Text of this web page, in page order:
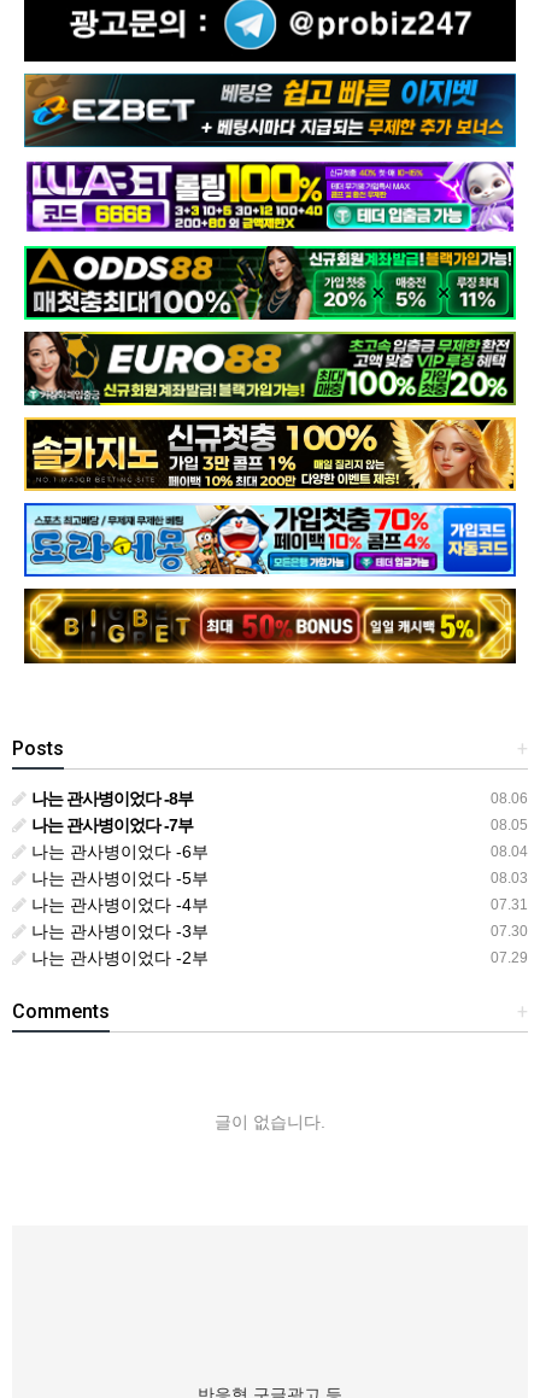
+
Posts
08.06
나는 관사병이었다 -8부
08.05
나는 관사병이었다 -7부
08.04
나는 관사병이었다 -6부
08.03
나는 관사병이었다 -5부
07.31
나는 관사병이었다 -4부
07.30
나는 관사병이었다 -3부
07.29
나는 관사병이었다 -2부
+
Comments
글이 없습니다.
반응형 구글광고 등